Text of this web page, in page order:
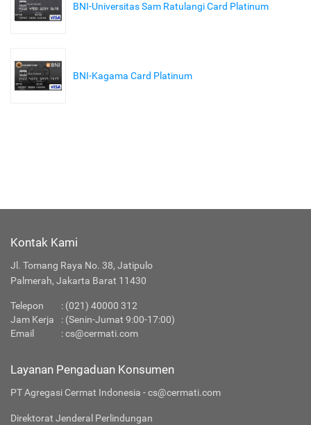
BNI-Universitas Sam Ratulangi Card Platinum
BNI-Kagama Card Platinum
Kontak Kami
Jl. Tomang Raya No. 38, Jatipulo
Palmerah, Jakarta Barat 11430
Telepon
: (021) 40000 312
Jam Kerja
: (Senin-Jumat 9:00-17:00)
Email
:cs@cermati.com
Layanan Pengaduan Konsumen
PT Agregasi Cermat Indonesia - cs@cermati.com
Direktorat Jenderal Perlindungan